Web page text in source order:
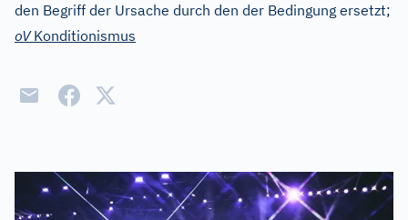
den Begriff der Ursache durch den der Bedingung ersetzt;
oVKonditionismus